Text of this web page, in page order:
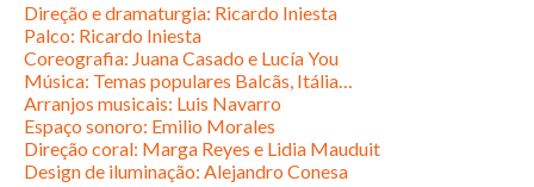
Direção e dramaturgia: Ricardo Iniesta
Palco: Ricardo Iniesta
Coreografia: Juana Casado e Lucía You
Música: Temas populares Balcãs, Itália…
Arranjos musicais: Luis Navarro
Espaço sonoro: Emilio Morales
Direção coral: Marga Reyes e Lidia Mauduit
Design de iluminação: Alejandro Conesa